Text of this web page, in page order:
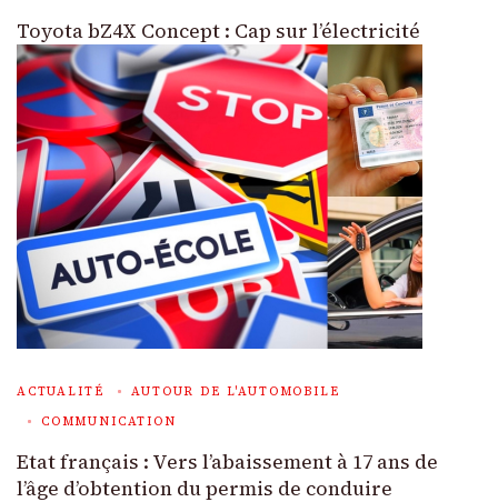
Toyota bZ4X Concept : Cap sur l’électricité
ACTUALITÉ
AUTOUR DE L'AUTOMOBILE
COMMUNICATION
Etat français : Vers l’abaissement à 17 ans de
l’âge d’obtention du permis de conduire